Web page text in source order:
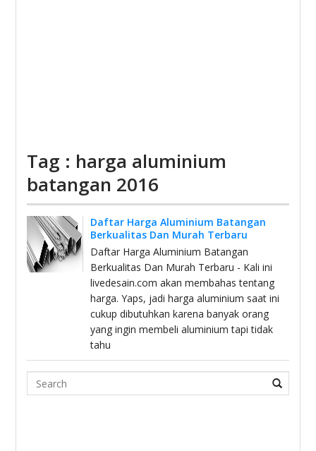
Tag : harga aluminium
batangan 2016
Daftar Harga Aluminium Batangan
Berkualitas Dan Murah Terbaru
Daftar Harga Aluminium Batangan
Berkualitas Dan Murah Terbaru - Kali ini
livedesain.com akan membahas tentang
harga. Yaps, jadi harga aluminium saat ini
cukup dibutuhkan karena banyak orang
yang ingin membeli aluminium tapi tidak
tahu
Search